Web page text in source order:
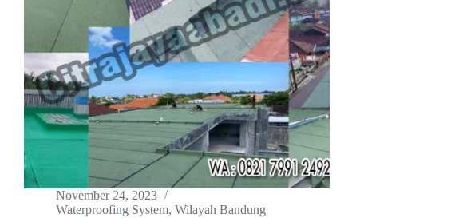
November 24, 2023
Waterproofing System, Wilayah Bandung